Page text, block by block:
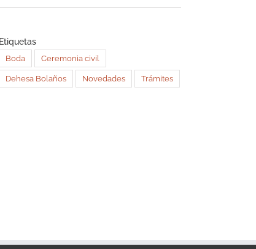
Etiquetas
Boda Ceremonia civil
Dehesa Bolaños Novedades Trámites